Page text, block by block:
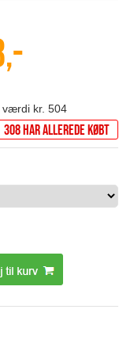
værdi kr. 504
308 har allerede købt